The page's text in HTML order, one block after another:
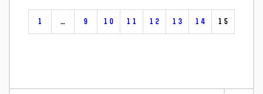
1 … 9 10 11 12 13 14 15